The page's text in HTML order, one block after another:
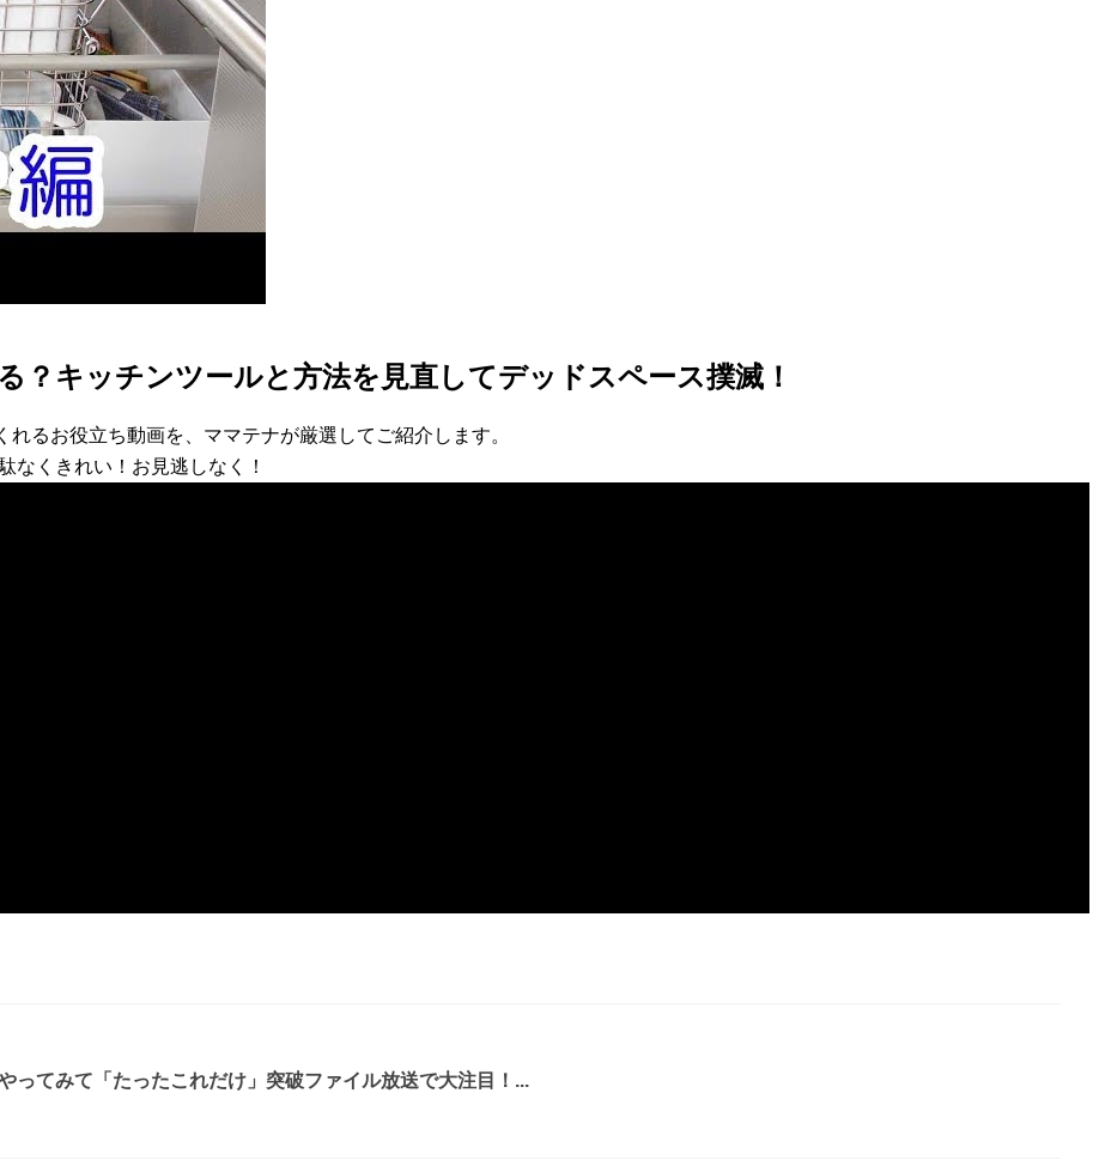
？キッチンツールと方法を見直してデッドスペース撲滅！
るお役立ち動画を、ママテナが厳選してご紹介します。
なくきれい！お見逃しなく！
ってみて「たったこれだけ」突破ファイル放送で大注目！...